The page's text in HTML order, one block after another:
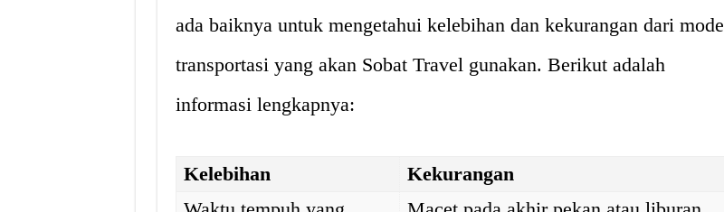
ada baiknya untuk mengetahui kelebihan dan kekurangan dari mode
transportasi yang akan Sobat Travel gunakan. Berikut adalah
informasi lengkapnya:
Kelebihan
Kekurangan